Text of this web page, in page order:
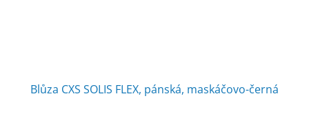
Blůza CXS SOLIS FLEX, pánská, maskáčovo-černá